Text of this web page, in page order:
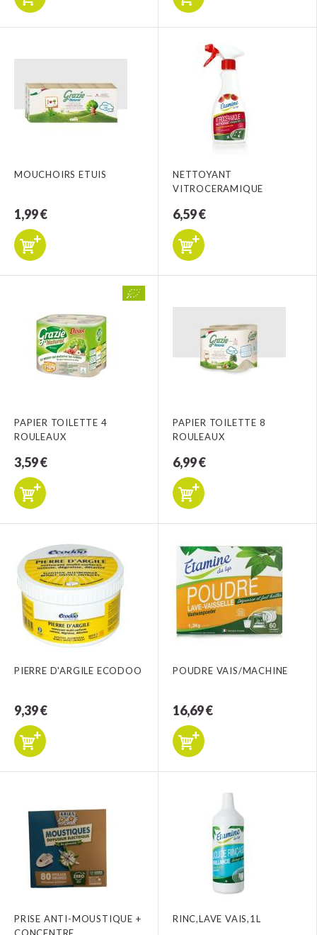
MOUCHOIRS ETUIS
1,99 €
NETTOYANT
VITROCERAMIQUE
6,59 €
PAPIER TOILETTE 4
ROULEAUX
3,59 €
PAPIER TOILETTE 8
ROULEAUX
6,99 €
PIERRE D'ARGILE ECODOO
9,39 €
POUDRE VAIS/MACHINE
16,69 €
PRISE ANTI-MOUSTIQUE +
RINC,LAVE VAIS,1L